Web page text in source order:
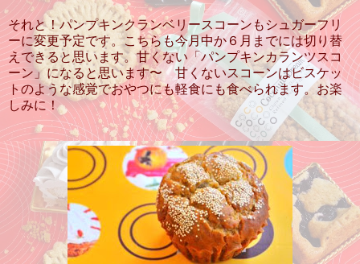
それと！パンプキンクランベリースコーンもシュガーフリ
ーに変更予定です。こちらも今月中か６月までには切り替
えできると思います。甘くない「パンプキンカランツスコ
ーン」になると思います〜 甘くないスコーンはビスケッ
トのような感覚でおやつにも軽食にも食べられます。お楽
しみに！